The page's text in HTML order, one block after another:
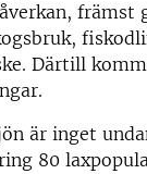
främst
Därtill
är inget
80